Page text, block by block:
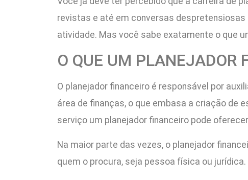
revistas e até em conversas despretensiosas
atividade. Mas você sabe exatamente o que
O QUE UM PLANEJADOR
O planejador financeiro é responsável por
área de finanças, o que embasa a criação
serviço um planejador financeiro pode
Na maior parte das vezes, o planejador
quem o procura, seja pessoa física ou